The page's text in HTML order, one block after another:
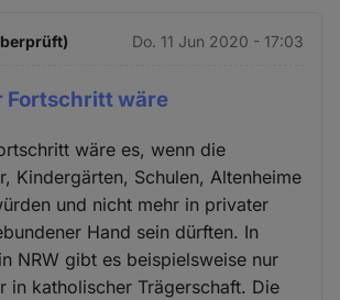
Do. 11 Jun 2020 - 17:03
Fortschritt wäre
wäre es, wenn die
Kindergärten, Schulen, Altenheime
und nicht mehr in privater
Hand sein dürften. In
NRW gibt es beispielsweise nur
in katholischer Trägerschaft. Die